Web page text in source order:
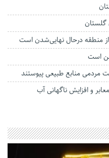
گلستان
منطقه درحال نهایی‌شدن است
است
و افزایش ناگهانی آب